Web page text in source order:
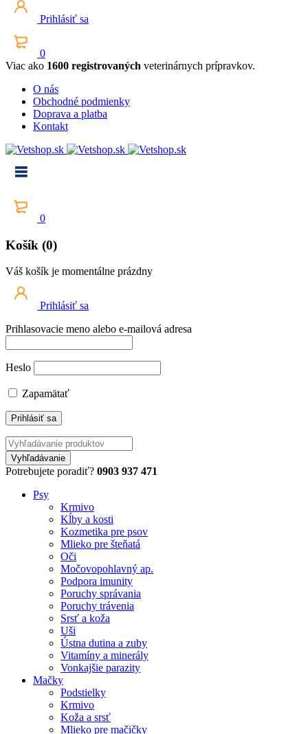
Prihlásiť sa
0
Viac ako 1600 registrovaných veterinárnych prípravkov.
O nás
Obchodné podmienky
Doprava a platba
Kontakt
0
Košík (0)
Váš košík je momentálne prázdny
Prihlásiť sa
Prihlasovacie meno alebo e-mailová adresa
Heslo
Zapamätať
Potrebujete poradiť? 0903 937 471
Psy
Krmivo
Kĺby a kosti
Kozmetika pre psov
Mlieko pre šteňatá
Oči
Močovopohlavný ap.
Podpora imunity
Poruchy správania
Poruchy trávenia
Srsť a koža
Uši
Ústna dutina a zuby
Vitamíny a minerály
Vonkajšie parazity
Mačky
Podstielky
Krmivo
Koža a srsť
Mlieko pre mačičky